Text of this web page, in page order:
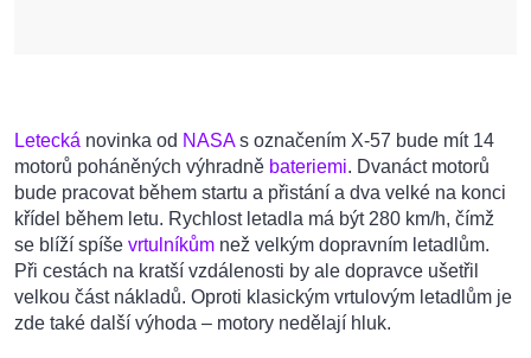
Letecká novinka od NASAs označením X-57 bude mít 14
motorů poháněných výhradně bateriemi. Dvanáct motorů
bude pracovat během startu a přistání a dva velké na konci
křídel během letu. Rychlost letadla má být 280 km/h, čímž
se blíží spíše vrtulníkům než velkým dopravním letadlům.
Při cestách na kratší vzdálenosti by ale dopravce ušetřil
velkou část nákladů. Oproti klasickým vrtulovým letadlům je
zde také další výhoda – motory nedělají hluk.